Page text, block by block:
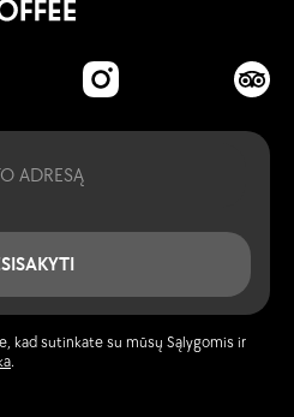
kad sutinkate su mūsų Sąlygomis ir
.